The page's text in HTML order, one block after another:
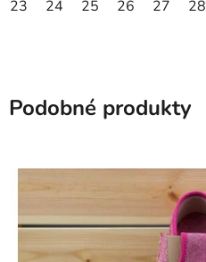
23 24 25 26 27 28
Podobné produkty